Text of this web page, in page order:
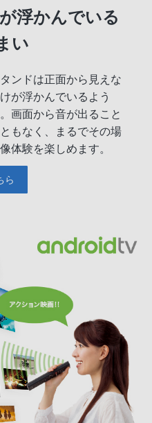
浮かんでいる
い
ンドは正面から見えな
が浮かんでいるよう
画面から音が出ること
もなく、まるでその場
体験を楽しめます。
ら